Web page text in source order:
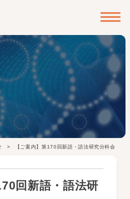
【ご案内】第170回新語・語法研究分科会
回新語・語法研